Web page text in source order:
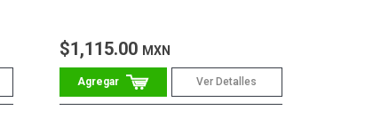
$1,115.00 MXN
Ver Detalles